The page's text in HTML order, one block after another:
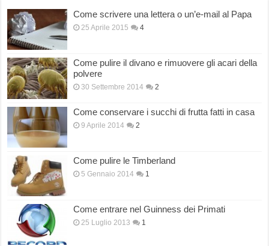
Come scrivere una lettera o un’e-mail al Papa
25 Aprile 2015 4
Come pulire il divano e rimuovere gli acari della
polvere
30 Settembre 2014 2
Come conservare i succhi di frutta fatti in casa
9 Aprile 2014 2
Come pulire le Timberland
5 Gennaio 2014 1
Come entrare nel Guinness dei Primati
25 Luglio 2013 1